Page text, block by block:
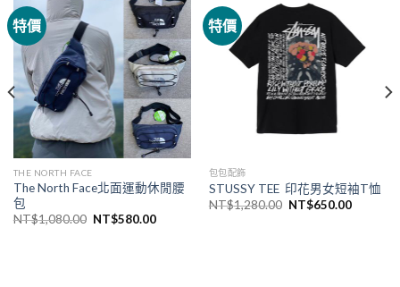
特價
THE NORTH FACE
The North Face北面運動休閒腰
包
NT$1,080.00 NT$580.00
特價
包包配飾
STUSSY TEE 印花男女短袖T恤
NT$1,280.00 NT$650.00